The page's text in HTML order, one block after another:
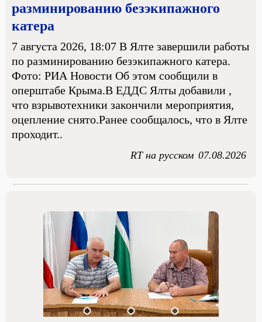
разминированию безэкипажного
катера
7 августа 2026, 18:07 В Ялте завершили работы
по разминированию безэкипажного катера.
Фото: РИА Новости Об этом сообщили в
оперштабе Крыма.В ЕДДС Ялты добавили ,
что взрывотехники закончили мероприятия,
оцепление снято.Ранее сообщалось, что в Ялте
проходит..
RT на русском 07.08.2026